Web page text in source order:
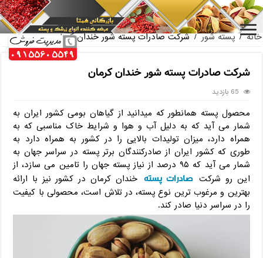
فروش عمده مغز پسته فندقی صادراتی
خانه / پسته شور / شرکت صادرات پسته شور خندان کرمان
شرکت صادرات پسته شور خندان کرمان
65 بازدید
محصول پسته همانطور که میدانید از گیاهان بومی کشور ایران به
شمار می آید که به دلیل آب و هوا و شرایط خاک مناسبی که به
همراه دارد، میزان تولیدات بالایی را در کشور به همراه دارد به
طوری که کشور ایران از صادرکنندگان برتر پسته در سراسر جهان به
شمار می آید که ۹۵ درصد از نیاز پسته جهان را تامین می سازد، از
این رو شرکت صادرات پسته خندان کرمان در کشور نیز با ارائه
بهترین و مرغوب ترین نوع پسته، در تلاش است، محصولی با کیفیت
را در سراسر دنیا صادر کند.